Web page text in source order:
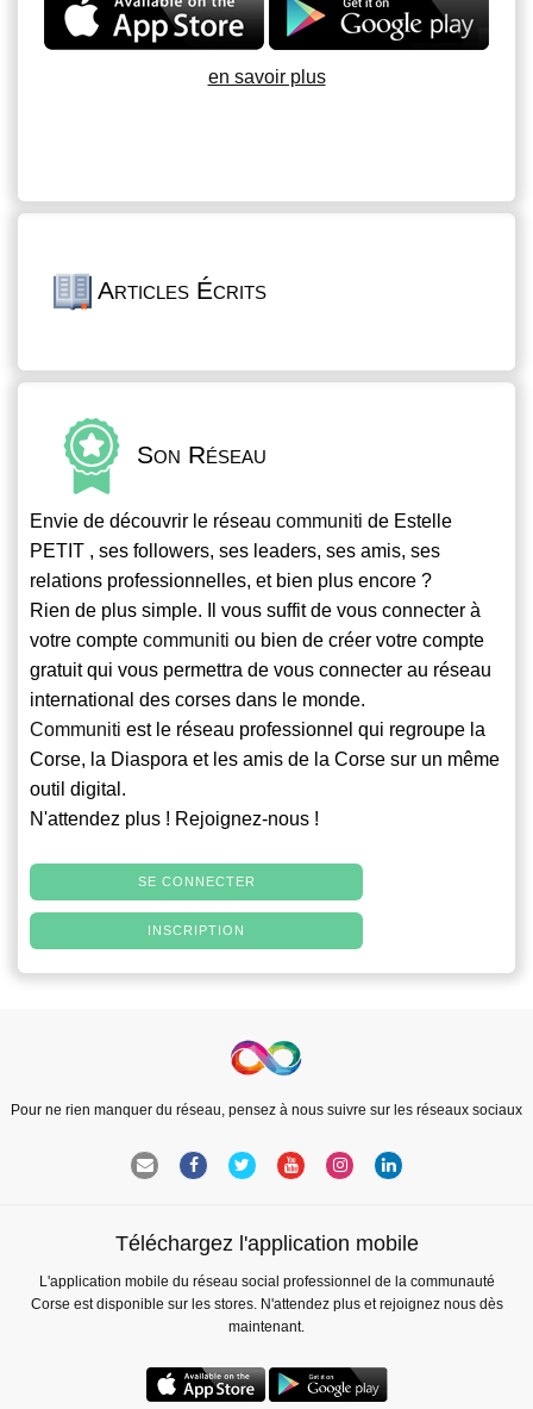
en savoir plus
Articles Écrits
Son Réseau
Envie de découvrir le réseau communiti de Estelle
PETIT , ses followers, ses leaders, ses amis, ses
relations professionnelles, et bien plus encore ?
Rien de plus simple. Il vous suffit de vous connecter à
votre compte communiti ou bien de créer votre compte
gratuit qui vous permettra de vous connecter au réseau
international des corses dans le monde.
Communiti est le réseau professionnel qui regroupe la
Corse, la Diaspora et les amis de la Corse sur un même
outil digital.
N'attendez plus ! Rejoignez-nous !
SE CONNECTER
INSCRIPTION
Pour ne rien manquer du réseau, pensez à nous suivre sur les réseaux sociaux
Téléchargez l'application mobile
L'application mobile du réseau social professionnel de la communauté
Corse est disponible sur les stores. N'attendez plus et rejoignez nous dès
maintenant.